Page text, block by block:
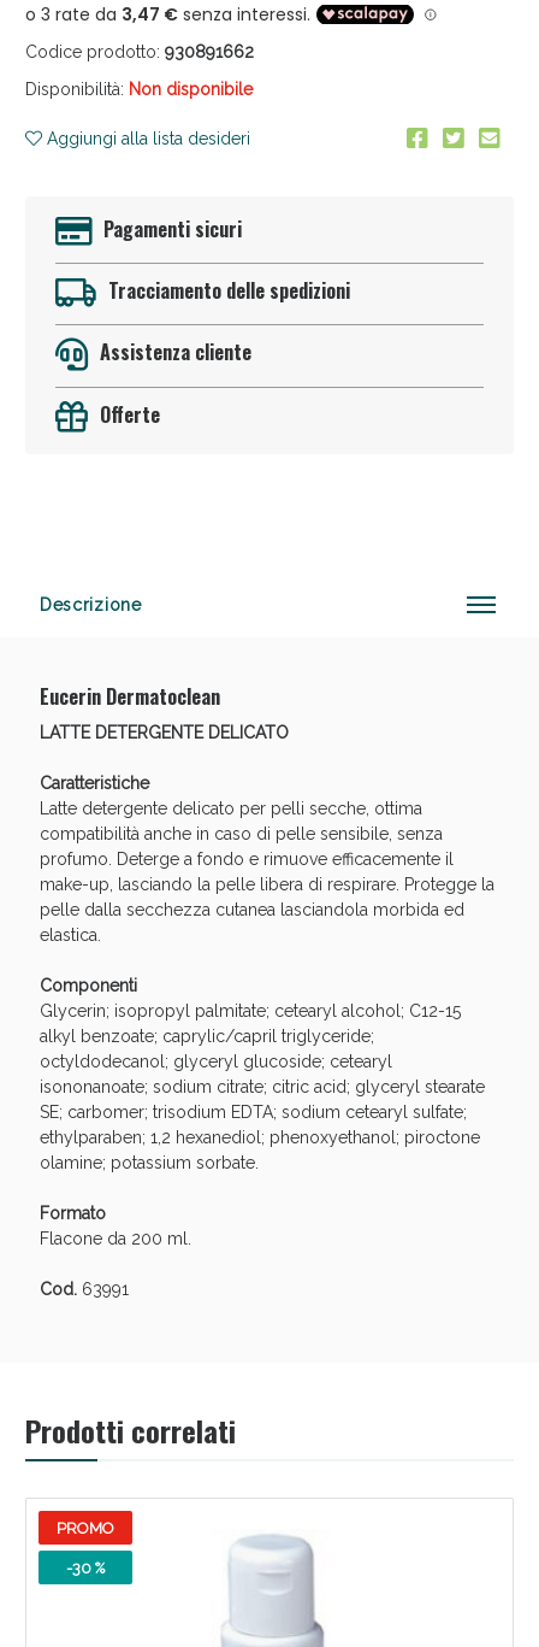
Codice prodotto: 930891662
Disponibilità: Non disponibile
Aggiungi alla lista desideri
Pagamenti sicuri
Tracciamento delle spedizioni
Assistenza cliente
Offerte
Descrizione
Eucerin Dermatoclean
LATTE DETERGENTE DELICATO
Caratteristiche
Latte detergente delicato per pelli secche, ottima
compatibilità anche in caso di pelle sensibile, senza
profumo. Deterge a fondo e rimuove efficacemente il
make-up, lasciando la pelle libera di respirare. Protegge la
pelle dalla secchezza cutanea lasciandola morbida ed
elastica.
Componenti
Glycerin; isopropyl palmitate; cetearyl alcohol; C12-15
alkyl benzoate; caprylic/capril triglyceride;
octyldodecanol; glyceryl glucoside; cetearyl
isononanoate; sodium citrate; citric acid; glyceryl stearate
SE; carbomer; trisodium EDTA; sodium cetearyl sulfate;
ethylparaben; 1,2 hexanediol; phenoxyethanol; piroctone
olamine; potassium sorbate.
Formato
Flacone da 200 ml.
Cod.63991
Prodotti correlati
PROMO
-30 %
Sconto fino al 55% disponibile oggi!
Vie Urinarie e Prostata: Sconti fino al 45% oggi!
Benessere Intestinale: Sconto fino al 55% valido
oggi!